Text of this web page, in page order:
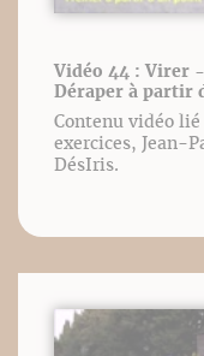
Vidéo 44 : Virer
Déraper à partir
Contenu vidéo lié
exercices, Jean-
DésIris.